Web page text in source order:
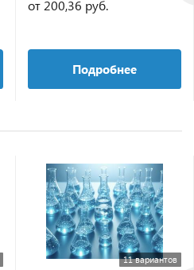
от 200,36 руб.
Подробнее
11 вариантов